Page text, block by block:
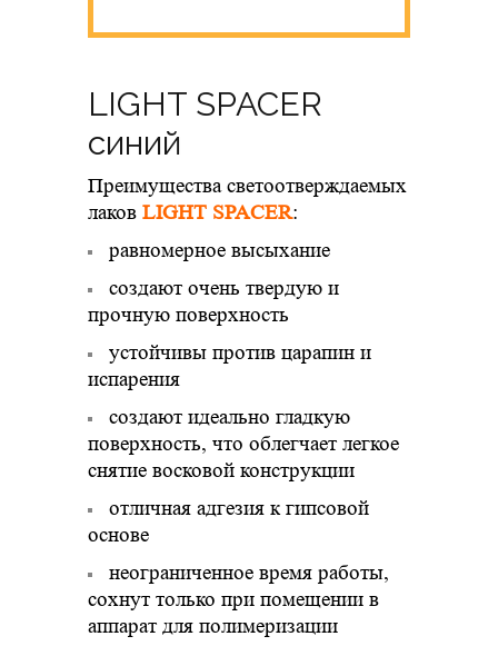
LIGHT SPACER
синий
Преимущества светоотверждаемых
лаков LIGHT SPACER:
равномерное высыхание
создают очень твердую и
прочную поверхность
устойчивы против царапин и
испарения
создают идеально гладкую
поверхность, что облегчает легкое
снятие восковой конструкции
отличная адгезия к гипсовой
основе
неограниченное время работы,
сохнут только при помещении в
аппарат для полимеризации